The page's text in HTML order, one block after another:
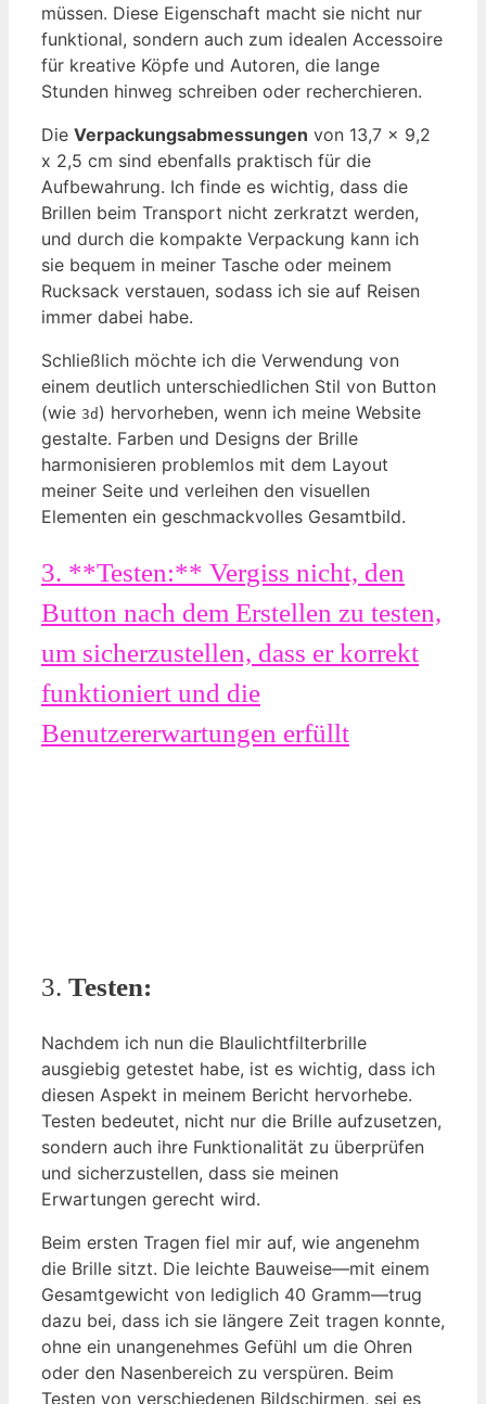
müssen. Diese Eigenschaft macht sie nicht nur
funktional, sondern auch zum idealen Accessoire
für kreative Köpfe und Autoren, die lange
Stunden hinweg schreiben oder recherchieren.
Die Verpackungsabmessungen von 13,7 x 9,2
x 2,5 cm sind ebenfalls praktisch für die
Aufbewahrung. Ich finde es wichtig, dass die
Brillen beim Transport nicht zerkratzt werden,
und durch die kompakte Verpackung kann ich
sie bequem in meiner Tasche oder meinem
Rucksack verstauen, sodass ich sie auf Reisen
immer dabei habe.
Schließlich möchte ich die Verwendung von
einem deutlich unterschiedlichen Stil von Button
(wie 3d ) hervorheben, wenn ich meine Website
gestalte. Farben und Designs der Brille
harmonisieren problemlos mit dem Layout
meiner Seite und verleihen den visuellen
Elementen ein geschmackvolles Gesamtbild.
3. **Testen:** Vergiss nicht, den
Button nach dem Erstellen zu testen,
um sicherzustellen, dass er korrekt
funktioniert und die
Benutzererwartungen erfüllt
3. Testen:
Nachdem ich nun die Blaulichtfilterbrille
ausgiebig getestet habe, ist es wichtig, dass ich
diesen Aspekt in meinem Bericht hervorhebe.
Testen bedeutet, nicht nur die Brille aufzusetzen,
sondern auch ihre Funktionalität zu überprüfen
und sicherzustellen, dass sie meinen
Erwartungen gerecht wird.
Beim ersten Tragen fiel mir auf, wie angenehm
die Brille sitzt. Die leichte Bauweise—mit einem
Gesamtgewicht von lediglich 40 Gramm—trug
dazu bei, dass ich sie längere Zeit tragen konnte,
ohne ein unangenehmes Gefühl um die Ohren
oder den Nasenbereich zu verspüren. Beim
Testen von verschiedenen Bildschirmen, sei es